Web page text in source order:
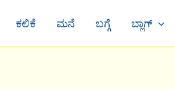
ಕಲಿಕೆ ಮನೆ ಬಗ್ಗೆ ಬ್ಲಾಗ್